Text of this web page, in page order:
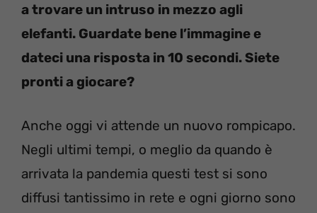
a trovare un intruso in mezzo agli
elefanti. Guardate bene l’immagine e
dateci una risposta in 10 secondi. Siete
pronti a giocare?
Anche oggi vi attende un nuovo rompicapo.
Negli ultimi tempi, o meglio da quando è
arrivata la pandemia questi test si sono
diffusi tantissimo in rete e ogni giorno sono